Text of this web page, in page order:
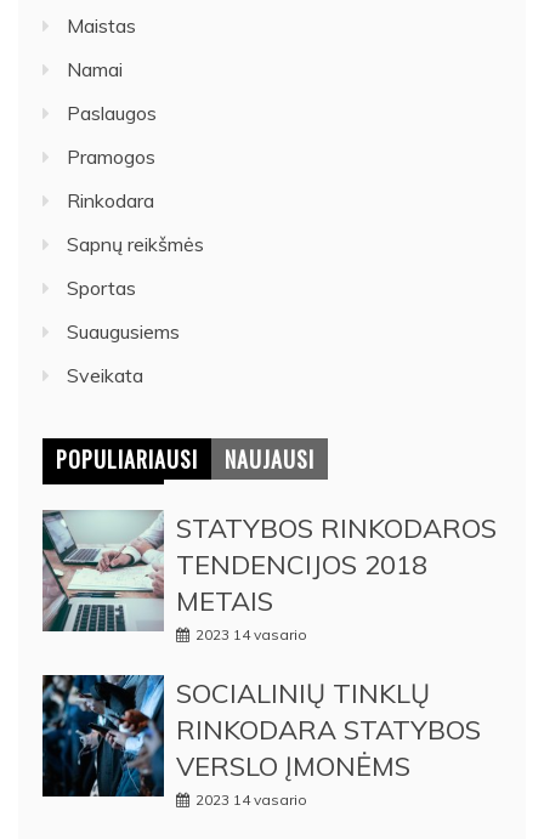
Maistas
Namai
Paslaugos
Pramogos
Rinkodara
Sapnų reikšmės
Sportas
Suaugusiems
Sveikata
POPULIARIAUSI NAUJAUSI
STATYBOS RINKODAROS
TENDENCIJOS 2018
METAIS
2023 14 vasario
SOCIALINIŲ TINKLŲ
RINKODARA STATYBOS
VERSLO ĮMONĖMS
2023 14 vasario